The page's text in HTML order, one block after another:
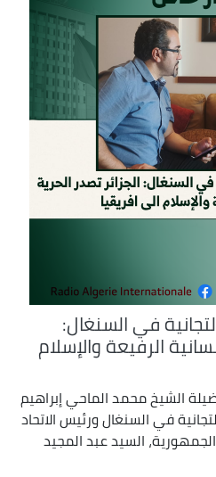
في السنغال:
الرفيعة والإسلام
الشيخ محمد الماحي إبراهيم
في السنغال ورئيس الاتحاد
السيد عبد المجيد